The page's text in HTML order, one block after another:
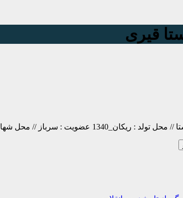
قیری
۰۸/۲۰ زندگینامه شهید عبدالله روستان فرزند مرحوم کاکا…